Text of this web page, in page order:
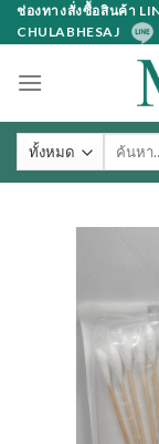
Skip
to
ช่องทางสั่งซื้อสินค้า
CHULABHESAJ
ค้นหา: